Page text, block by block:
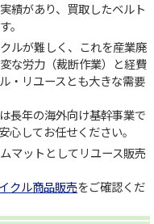
績があり、買取したベルト
。
ルが難しく、これを産業廃
な労力（裁断作業）と経費
・リユースとも大きな需要
長年の海外向け基幹事業で
心してお任せください。
マットとしてリユース販売
クル商品販売をご確認くだ